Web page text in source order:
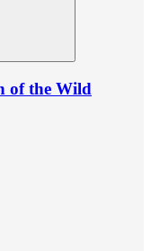
of the Wild